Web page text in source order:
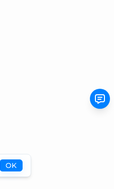
OK